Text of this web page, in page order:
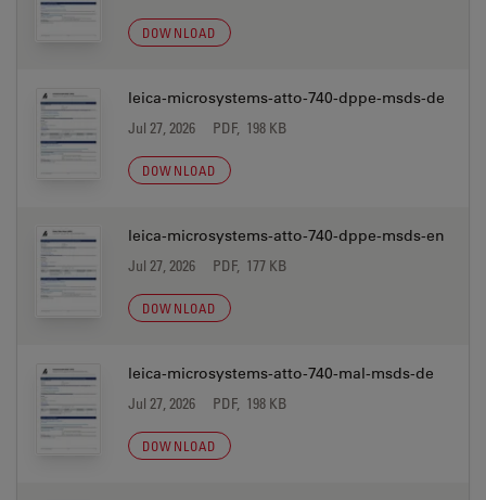
DOWNLOAD
leica-microsystems-atto-740-dppe-msds-de
Jul 27, 2026 PDF, 198 KB
DOWNLOAD
leica-microsystems-atto-740-dppe-msds-en
Jul 27, 2026 PDF, 177 KB
DOWNLOAD
leica-microsystems-atto-740-mal-msds-de
Jul 27, 2026 PDF, 198 KB
DOWNLOAD